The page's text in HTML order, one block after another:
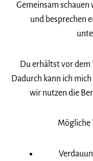
Gemeinsam
und besprechen
Du erhältst vor dem
Dadurch kann ich
wir nutzen die
Mögliche